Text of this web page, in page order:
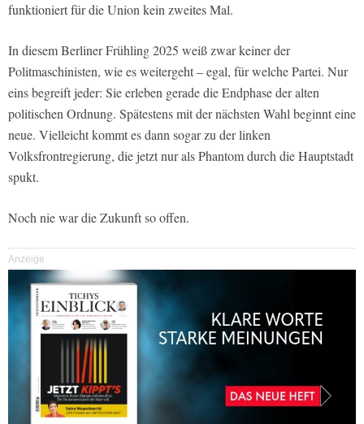
funktioniert für die Union kein zweites Mal.
In diesem Berliner Frühling 2025 weiß zwar keiner der
Politmaschinisten, wie es weitergeht – egal, für welche Partei. Nur
eins begreift jeder: Sie erleben gerade die Endphase der alten
politischen Ordnung. Spätestens mit der nächsten Wahl beginnt eine
neue. Vielleicht kommt es dann sogar zu der linken
Volksfrontregierung, die jetzt nur als Phantom durch die Hauptstadt
spukt.
Noch nie war die Zukunft so offen.
Anzeige